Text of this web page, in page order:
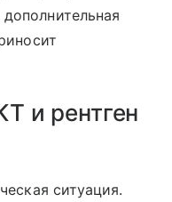
и рентген
ситуация.